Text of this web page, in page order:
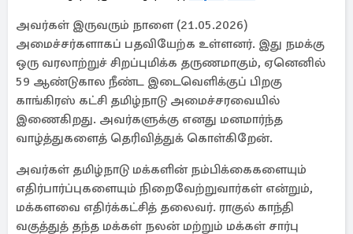
அவர்கள் இருவரும் நாளை (21.05.2026)
அமைச்சர்களாகப் பதவியேற்க உள்ளனர். இது நமக்கு
ஒரு வரலாற்றுச் சிறப்புமிக்க தருணமாகும், ஏனெனில்
59 ஆண்டுகால நீண்ட இடைவெளிக்குப் பிறகு
காங்கிரஸ் கட்சி தமிழ்நாடு அமைச்சரவையில்
இணைகிறது. அவர்களுக்கு எனது மனமார்ந்த
வாழ்த்துகளைத் தெரிவித்துக் கொள்கிறேன்.
அவர்கள் தமிழ்நாடு மக்களின் நம்பிக்கைகளையும்
எதிர்பார்ப்புகளையும் நிறைவேற்றுவார்கள் என்றும்,
மக்களவை எதிர்க்கட்சித் தலைவர். ராகுல் காந்தி
வகுத்துத் தந்த மக்கள் நலன் மற்றும் மக்கள் சார்பு